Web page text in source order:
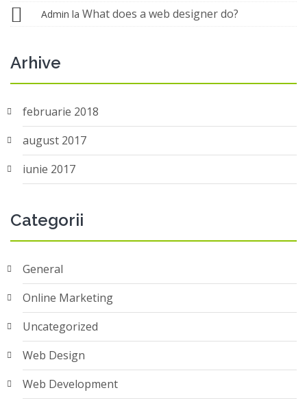
Admin la What does a web designer do?
Arhive
februarie 2018
august 2017
iunie 2017
Categorii
General
Online Marketing
Uncategorized
Web Design
Web Development